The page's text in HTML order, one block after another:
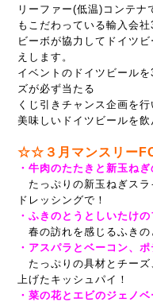
リーファー(低温)コンテナ
もこだわっている輸入会社
ビーボが協力してドイツ
えします。
イベントのドイツビール
ズが必ず当たる
くじ引きチャンス企画を行
美味しいドイツビールを
☆☆３月マンスリー
・牛肉のたたきと新玉ね
たっぷりの新玉ねぎスラ
ドレッシングで！
・ふきのとうとしいたけの
春の訪れを感じるふきの
・アスパラとベーコン、
たっぷりの具材とチーズ
上げたキッシュパイ！
・菜の花とエビのジェノ